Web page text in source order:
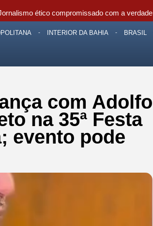
ético compromissado com a verdade
INTERIOR DA BAHIA BRASIL
com Adolfo
na 35ª Festa
evento pode